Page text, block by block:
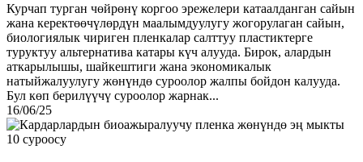
Курчап турган чөйрөнү коргоо эрежелери катаалданган сайын
жана керектөөчүлөрдүн маалымдуулугу жогорулаган сайын,
биологиялык чириген пленкалар салттуу пластиктерге
туруктуу альтернатива катары күч алууда. Бирок, алардын
аткарылышы, шайкештиги жана экономикалык
натыйжалуулугу жөнүндө суроолор жалпы бойдон калууда.
Бул көп берилүүчү суроолор жарнак...
16/06/25